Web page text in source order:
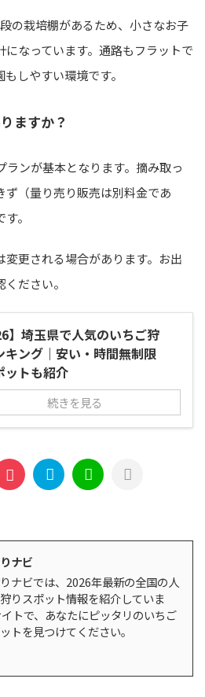
の栽培棚があるため、小さなお子
なっています。通路もフラットで
しやすい環境です。
ますか？
ランが基本となります。摘み取っ
ず（量り売り販売は別料金であ
。
更される場合があります。お出
ださい。
】埼玉県で人気のいちご狩
キング｜安い・時間無制限
ットも紹介
続きを見る
ナビ
ナビでは、2026年最新の全国の人
りスポット情報を紹介していま
トで、あなたにピッタリのいちご
トを見つけてください。